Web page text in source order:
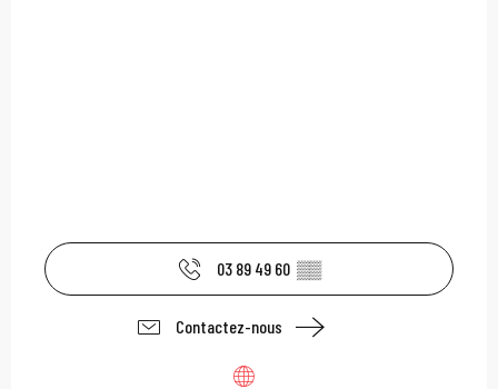
03 89 49 60 ▒▒
Contactez-nous